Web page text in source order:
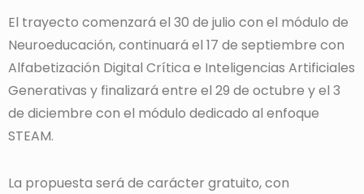
El trayecto comenzará el 30 de julio con el módulo de
Neuroeducación, continuará el 17 de septiembre con
Alfabetización Digital Crítica e Inteligencias Artificiales
Generativas y finalizará entre el 29 de octubre y el 3
de diciembre con el módulo dedicado al enfoque
STEAM.
La propuesta será de carácter gratuito, con